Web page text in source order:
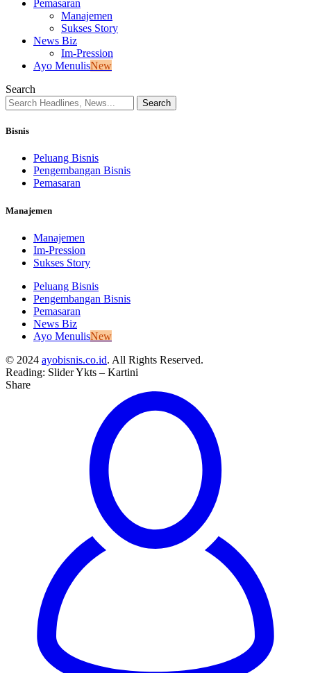
Pemasaran
Manajemen
Sukses Story
News Biz
Im-Pression
Ayo MenulisNew
Search
Bisnis
Peluang Bisnis
Pengembangan Bisnis
Pemasaran
Manajemen
Manajemen
Im-Pression
Sukses Story
Peluang Bisnis
Pengembangan Bisnis
Pemasaran
News Biz
Ayo MenulisNew
© 2024 ayobisnis.co.id. All Rights Reserved.
Reading: Slider Ykts – Kartini
Share